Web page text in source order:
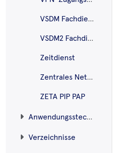
VSDM Fachdienste
VSDM2 Fachdienst
Zeitdienst
Zentrales Netz der TI
ZETA PIP PAP
Anwendungssteckbriefe
Verzeichnisse